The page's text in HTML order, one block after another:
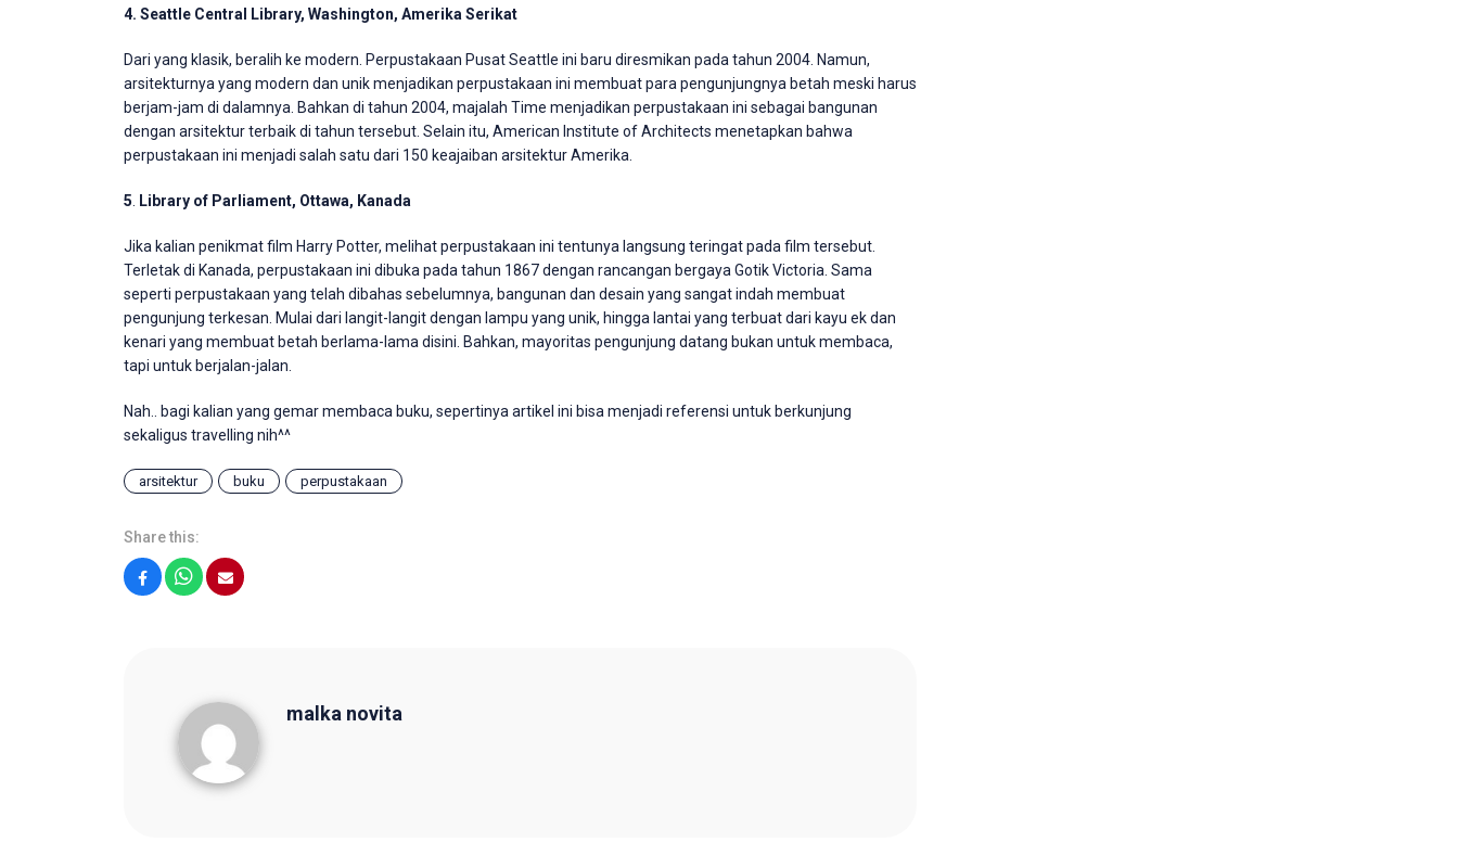
4. Seattle Central Library, Washington, Amerika Serikat
Dari yang klasik, beralih ke modern. Perpustakaan Pusat Seattle ini baru diresmikan pada tahun 2004. Namun,
arsitekturnya yang modern dan unik menjadikan perpustakaan ini membuat para pengunjungnya betah meski harus
berjam-jam di dalamnya. Bahkan di tahun 2004, majalah Time menjadikan perpustakaan ini sebagai bangunan
dengan arsitektur terbaik di tahun tersebut. Selain itu, American Institute of Architects menetapkan bahwa
perpustakaan ini menjadi salah satu dari 150 keajaiban arsitektur Amerika.
5 Library of Parliament, Ottawa, Kanada
Jika kalian penikmat film Harry Potter, melihat perpustakaan ini tentunya langsung teringat pada film tersebut.
Terletak di Kanada, perpustakaan ini dibuka pada tahun 1867 dengan rancangan bergaya Gotik Victoria. Sama
seperti perpustakaan yang telah dibahas sebelumnya, bangunan dan desain yang sangat indah membuat
pengunjung terkesan. Mulai dari langit-langit dengan lampu yang unik, hingga lantai yang terbuat dari kayu ek dan
kenari yang membuat betah berlama-lama disini. Bahkan, mayoritas pengunjung datang bukan untuk membaca,
tapi untuk berjalan-jalan.
Nah.. bagi kalian yang gemar membaca buku, sepertinya artikel ini bisa menjadi referensi untuk berkunjung
sekaligus travelling nih^^
arsitektur buku perpustakaan
Share this:
malka novita